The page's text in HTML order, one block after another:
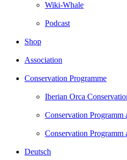
Wiki-Whale
Podcast
Shop
Association
Conservation Programme
Iberian Orca
Conservation Programm
Conservation Programm
Deutsch